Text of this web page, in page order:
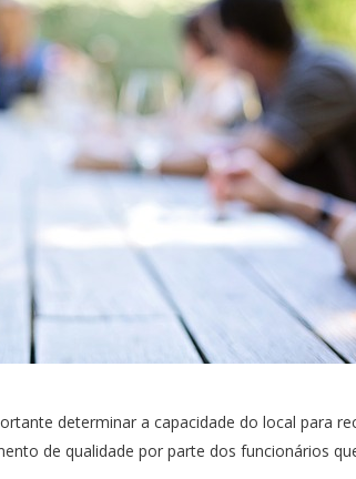
determinar a capacidade do local para
de qualidade por parte dos funcionários